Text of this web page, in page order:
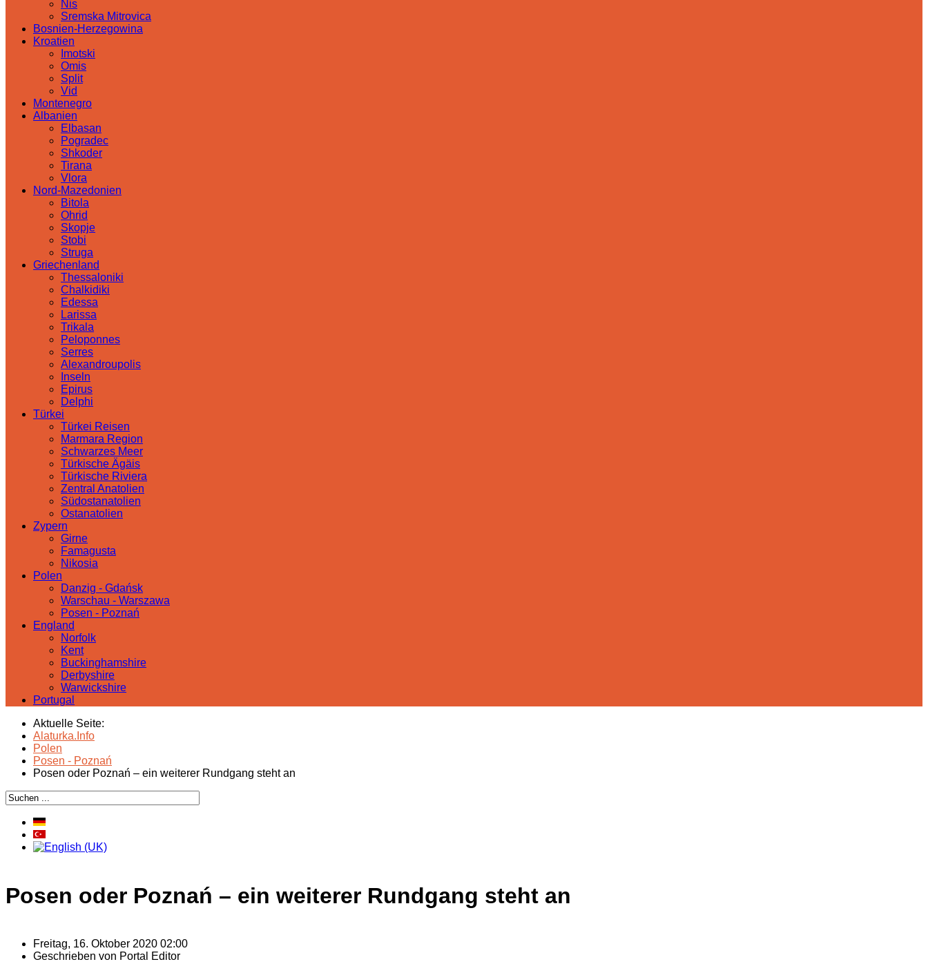
Nis
Sremska Mitrovica
Bosnien-Herzegowina
Kroatien
Imotski
Omis
Split
Vid
Montenegro
Albanien
Elbasan
Pogradec
Shkoder
Tirana
Vlora
Nord-Mazedonien
Bitola
Ohrid
Skopje
Stobi
Struga
Griechenland
Thessaloniki
Chalkidiki
Edessa
Larissa
Trikala
Peloponnes
Serres
Alexandroupolis
Inseln
Epirus
Delphi
Türkei
Türkei Reisen
Marmara Region
Schwarzes Meer
Türkische Ägäis
Türkische Riviera
Zentral Anatolien
Südostanatolien
Ostanatolien
Zypern
Girne
Famagusta
Nikosia
Polen
Danzig - Gdańsk
Warschau - Warszawa
Posen - Poznań
England
Norfolk
Kent
Buckinghamshire
Derbyshire
Warwickshire
Portugal
Aktuelle Seite:
Alaturka.Info
Polen
Posen - Poznań
Posen oder Poznań – ein weiterer Rundgang steht an
Posen oder Poznań – ein weiterer Rundgang steht an
Freitag, 16. Oktober 2020 02:00
Geschrieben von Portal Editor